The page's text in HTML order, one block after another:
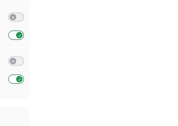
zu Analyse von Zielgruppen durch Statistiken oder Kombinationen von
zu Entwicklung und Verbesserung der Angebote